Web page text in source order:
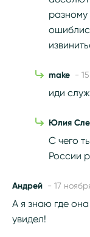
разному
make -
иди
Юлия
С чего
России
Андрей - 17
А я знаю где
увидел!